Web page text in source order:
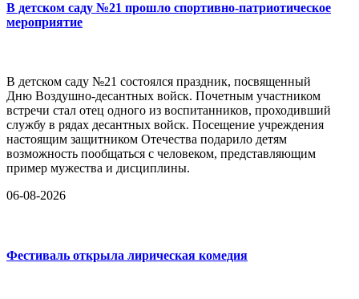
В детском саду №21 прошло спортивно-патриотическое
мероприятие
В детском саду №21 состоялся праздник, посвященный
Дню Воздушно-десантных войск. Почетным участником
встречи стал отец одного из воспитанников, проходивший
службу в рядах десантных войск. Посещение учреждения
настоящим защитником Отечества подарило детям
возможность пообщаться с человеком, представляющим
пример мужества и дисциплины.
06-08-2026
Фестиваль открыла лирическая комедия